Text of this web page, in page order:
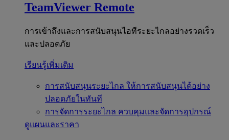
TeamViewer Remote
การเข้าถึงและการสนับสนุนไอทีระยะไกลอย่างรวดเร็ว
และปลอดภัย
เรียนรู้เพิ่มเติม
การสนับสนุนระยะไกล ให้การสนับสนุนได้อย่าง
ปลอดภัยในทันที
การจัดการระยะไกล ควบคุมและจัดการอุปกรณ์
ดูแผนและราคา